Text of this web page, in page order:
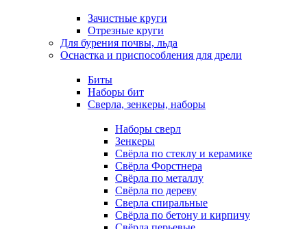
Зачистные круги
Отрезные круги
Для бурения почвы, льда
Оснастка и приспособления для дрели
Биты
Наборы бит
Сверла, зенкеры, наборы
Наборы сверл
Зенкеры
Свёрла по стеклу и керамике
Свёрла Форстнера
Свёрла по металлу
Свёрла по дереву
Сверла спиральные
Свёрла по бетону и кирпичу